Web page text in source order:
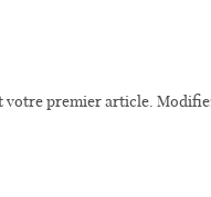
Wedding
votre premier article.